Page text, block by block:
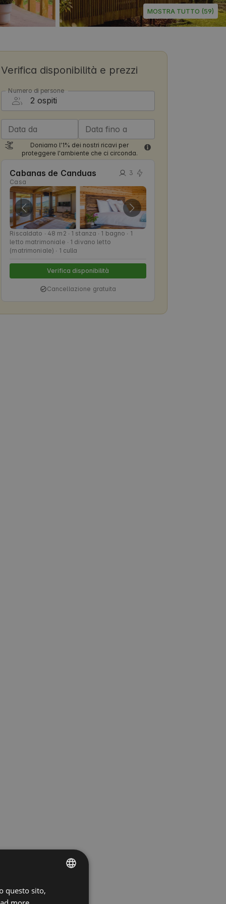
MOSTRA TUTTO (59)
Verifica disponibilità e prezzi
Numero di persone
Data da Data fino a
Doniamo l'1% dei nostri ricavi per
proteggere l'ambiente che ci circonda.
Cabanas de Canduas
Casa
3
Riscaldato ∙ 48 m2 ∙ 1 stanza ∙ 1 bagno ∙ 1
letto matrimoniale ∙ 1 divano letto
(matrimoniale) ∙ 1 culla
Verifica disponibilità
Cancellazione gratuita
questo sito,